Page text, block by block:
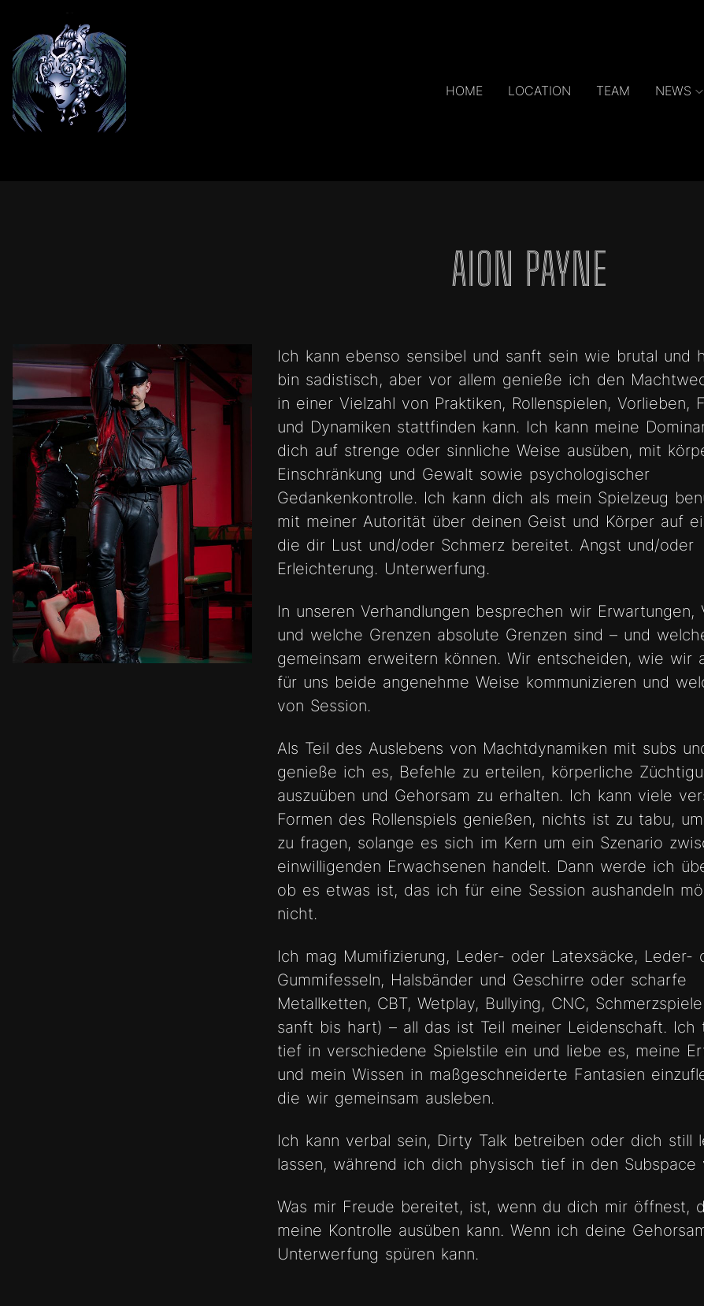
HOME LOCATION TEAM NEWS
AION PAYNE
Ich kann ebenso sensibel und sanft sein wie brutal und
bin sadistisch, aber vor allem genieße ich den
in einer Vielzahl von Praktiken, Rollenspielen, Vorlieben,
und Dynamiken stattfinden kann. Ich kann meine
dich auf strenge oder sinnliche Weise ausüben, mit
Einschränkung und Gewalt sowie psychologischer
Gedankenkontrolle. Ich kann dich als mein Spielzeug
mit meiner Autorität über deinen Geist und Körper auf
die dir Lust und/oder Schmerz bereitet. Angst und/oder
Erleichterung. Unterwerfung.
In unseren Verhandlungen besprechen wir Erwartungen,
und welche Grenzen absolute Grenzen sind – und
gemeinsam erweitern können. Wir entscheiden, wie wir
für uns beide angenehme Weise kommunizieren und
von Session.
Als Teil des Auslebens von Machtdynamiken mit subs
genieße ich es, Befehle zu erteilen, körperliche
auszuüben und Gehorsam zu erhalten. Ich kann viele
Formen des Rollenspiels genießen, nichts ist zu tabu,
zu fragen, solange es sich im Kern um ein Szenario
einwilligenden Erwachsenen handelt. Dann werde ich
ob es etwas ist, das ich für eine Session aushandeln
nicht.
Ich mag Mumifizierung, Leder- oder Latexsäcke, Leder-
Gummifesseln, Halsbänder und Geschirre oder scharfe
Metallketten, CBT, Wetplay, Bullying, CNC,
sanft bis hart) – all das ist Teil meiner Leidenschaft. Ich
tief in verschiedene Spielstile ein und liebe es, meine
und mein Wissen in maßgeschneiderte Fantasien
die wir gemeinsam ausleben.
Ich kann verbal sein, Dirty Talk betreiben oder dich still
lassen, während ich dich physisch tief in den Subspace
Was mir Freude bereitet, ist, wenn du dich mir öffnest,
meine Kontrolle ausüben kann. Wenn ich deine
Unterwerfung spüren kann.